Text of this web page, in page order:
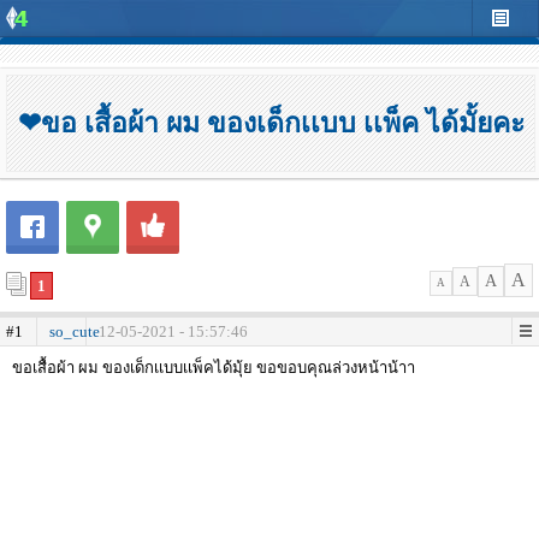
❤ขอ เสื้อผ้า ผม ของเด็กเเบบ เเพ็ค ได้มั้ยคะ
1 A A A A
#1 so_cute12-05-2021 - 15:57:46
ขอเสื้อผ้า ผม ของเด็กเเบบเเพ็คได้มุ้ย ขอขอบคุณล่วงหน้าน้าา